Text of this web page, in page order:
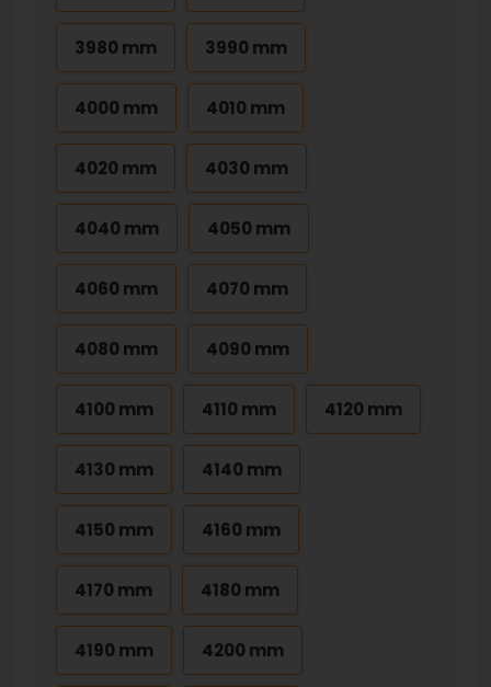
3980 mm 3990 mm
4000 mm 4010 mm
4020 mm 4030 mm
4040 mm 4050 mm
4060 mm 4070 mm
4080 mm 4090 mm
4100 mm 4110 mm 4120 mm
4130 mm 4140 mm
4150 mm 4160 mm
4170 mm 4180 mm
4190 mm 4200 mm